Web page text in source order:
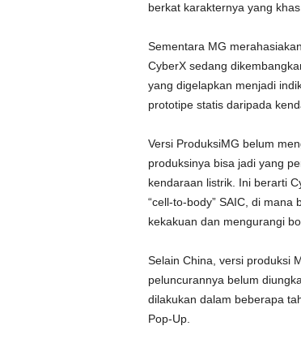
berkat karakternya yang khas.
Sementara MG
CyberX sedang
yang digelapkan menjadi
prototipe statis daripada
Versi ProduksiMG belum
produksinya bisa jadi yang
kendaraan listrik. Ini berarti
“cell-to-body” SAIC, di
kekakuan dan mengurangi
Selain China, versi produksi
peluncurannya belum
dilakukan dalam beberapa
Pop-Up.